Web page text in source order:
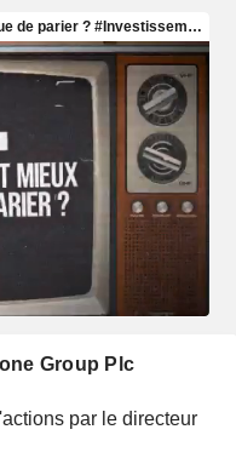
Group Plc
par le directeur